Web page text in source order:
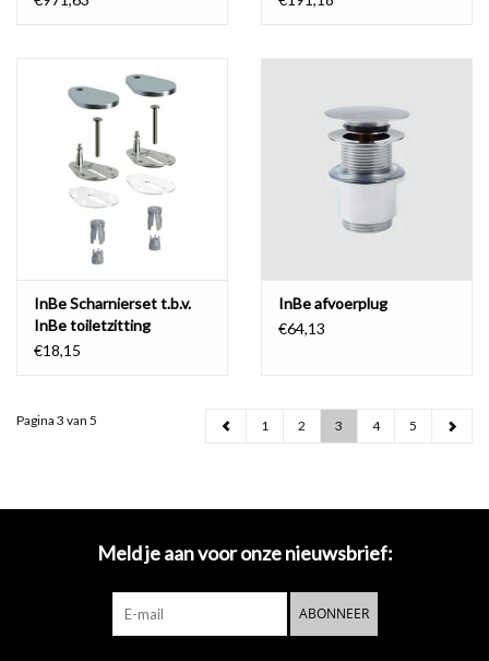
InBe Scharnierset t.b.v.
InBe toiletzitting
IB/04.06050
€18,15
InBe afvoerplug
€64,13
Pagina 3 van 5 1 2 3 4 5
Meld je aan voor onze nieuwsbrief:
ABONNEER